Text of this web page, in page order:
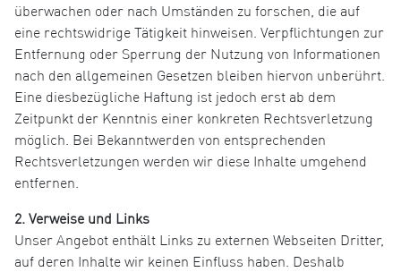
überwachen oder nach Umständen zu forschen, die auf
eine rechtswidrige Tätigkeit hinweisen. Verpflichtungen zur
Entfernung oder Sperrung der Nutzung von Informationen
nach den allgemeinen Gesetzen bleiben hiervon unberührt.
Eine diesbezügliche Haftung ist jedoch erst ab dem
Zeitpunkt der Kenntnis einer konkreten Rechtsverletzung
möglich. Bei Bekanntwerden von entsprechenden
Rechtsverletzungen werden wir diese Inhalte umgehend
entfernen.
2. Verweise und Links
Unser Angebot enthält Links zu externen Webseiten Dritter,
auf deren Inhalte wir keinen Einfluss haben. Deshalb